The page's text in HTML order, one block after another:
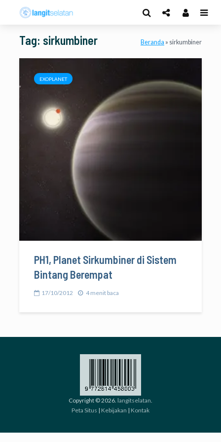
Tag: sirkumbiner Beranda » sirkumbiner
EXOPLANET
PH1, Planet Sirkumbiner di Sistem
Bintang Berempat
17/10/2012 4 menit baca
Copyright © 2026. langitselatan.
Peta Situs | Kebijakan | Kontak